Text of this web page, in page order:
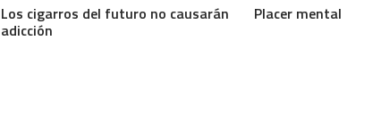
Los cigarros del futuro no causarán
adicción
Placer mental